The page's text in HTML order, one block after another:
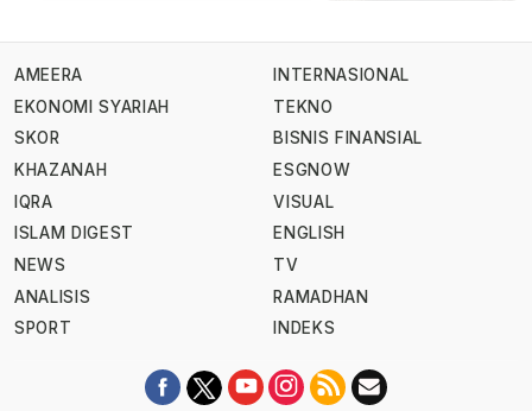
AMEERA
EKONOMI SYARIAH
SKOR
KHAZANAH
IQRA
ISLAM DIGEST
NEWS
ANALISIS
SPORT
INTERNASIONAL
TEKNO
BISNIS FINANSIAL
ESGNOW
VISUAL
ENGLISH
TV
RAMADHAN
INDEKS